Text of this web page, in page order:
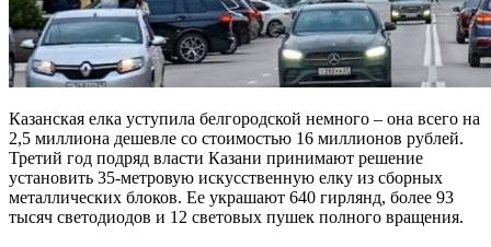
Казанская елка уступила белгородской немного – она всего на
2,5 миллиона дешевле со стоимостью 16 миллионов рублей.
Третий год подряд власти Казани принимают решение
установить 35-метровую искусственную елку из сборных
металлических блоков. Ее украшают 640 гирлянд, более 93
тысяч светодиодов и 12 световых пушек полного вращения.